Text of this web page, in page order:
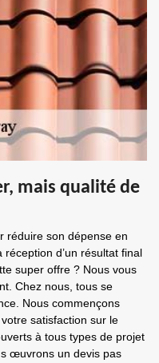
mais qualité de
réduire son dépense en
d’un résultat final
super offre ? Nous vous
Chez nous, tous se
Nous commençons
satisfaction sur le
à tous types de projet
œuvrons un devis pas